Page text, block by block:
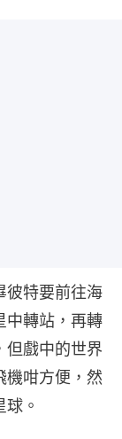
彼特要前往海
中轉站，再轉
但戲中的世界
機咁方便，然
。